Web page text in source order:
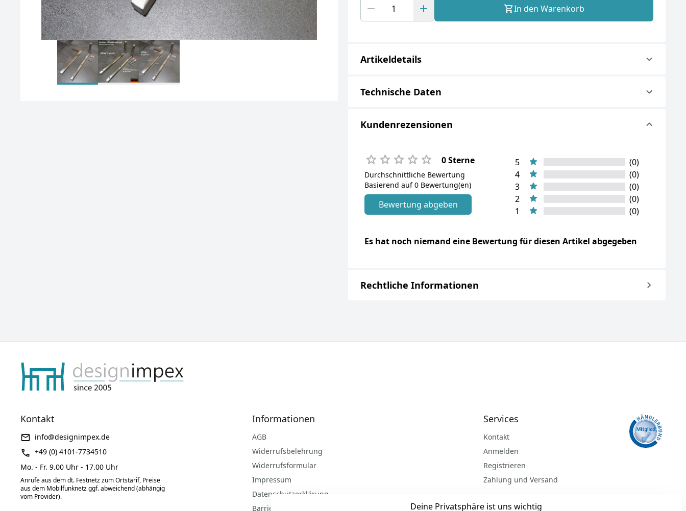
In den Warenkorb
Artikeldetails
Technische Daten
Kundenrezensionen
0 Sterne
Durchschnittliche Bewertung
Basierend auf 0 Bewertung(en)
Bewertung abgeben
5
(0)
4
(0)
3
(0)
2
(0)
1
(0)
Es hat noch niemand eine Bewertung für diesen Artikel abgegeben
Rechtliche Informationen
Deine Privatsphäre ist uns wichtig
Kontakt
info@designimpex.de
+49 (0) 4101-7734510
Mo. - Fr. 9.00 Uhr - 17.00 Uhr
Anrufe aus dem dt. Festnetz zum Ortstarif, Preise
aus dem Mobilfunknetz ggf. abweichend (abhängig
vom Provider).
Informationen
AGB
Widerrufsbelehrung
Widerrufsformular
Impressum
Datenschutzerklärung
Barrierefreiheitserklärung
Services
Kontakt
Anmelden
Registrieren
Zahlung und Versand